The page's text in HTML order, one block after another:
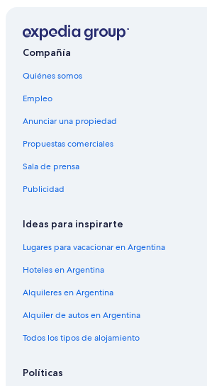
Compañía
Quiénes somos
Empleo
Anunciar una propiedad
Propuestas comerciales
Sala de prensa
Publicidad
Ideas para inspirarte
Lugares para vacacionar en Argentina
Hoteles en Argentina
Alquileres en Argentina
Alquiler de autos en Argentina
Todos los tipos de alojamiento
Políticas